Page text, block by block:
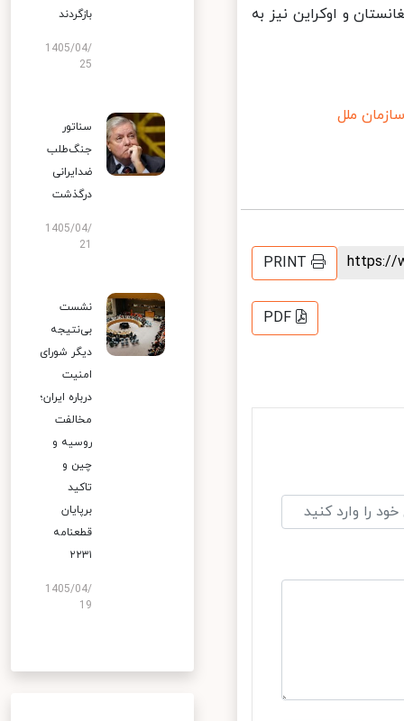
و اوکراین نیز به
ملل
PRINT
PDF
بازگردند
1405/04/
25
سناتور
جنگ‌طلب
ضدایرانی
درگذشت
1405/04/
نشست
بی‌نتیجه
دیگر شورای
امنیت
درباره ایران؛
مخالفت
روسیه و
چین و
تاکید
برپایان
قطعنامه
۲۲۳۱
1405/04/
19